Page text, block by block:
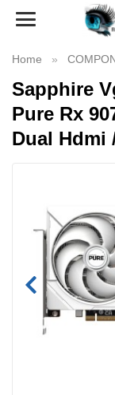
Toggle
Home
Sapphire
Pure Rx
Dual Hdmi